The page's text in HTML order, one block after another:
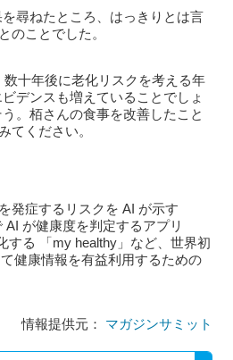
尋ねたところ、はっきりとは言
のことでした。
十年後に老化リスクを考える年
デンスも増えていることでしょ
。栢さんの食事を改善したこと
てください。
発症するリスクを AI が示す
が健康度を判定するアプリ
する 「my healthy」など、世界初
健康情報を有益利用するための
情報提供元： マガジンサミット